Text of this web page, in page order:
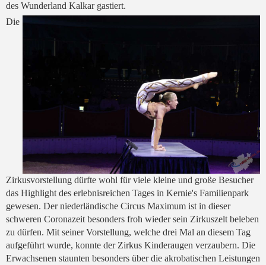
des Wunderland Kalkar gastiert.
Die
Zirkusvorstellung dürfte wohl für viele kleine und große Besucher
das Highlight des erlebnisreichen Tages in Kernie's Familienpark
gewesen. Der niederländische Circus Maximum ist in dieser
schweren Coronazeit besonders froh wieder sein Zirkuszelt beleben
zu dürfen. Mit seiner Vorstellung, welche drei Mal an diesem Tag
aufgeführt wurde, konnte der Zirkus Kinderaugen verzaubern. Die
Erwachsenen staunten besonders über die akrobatischen Leistungen